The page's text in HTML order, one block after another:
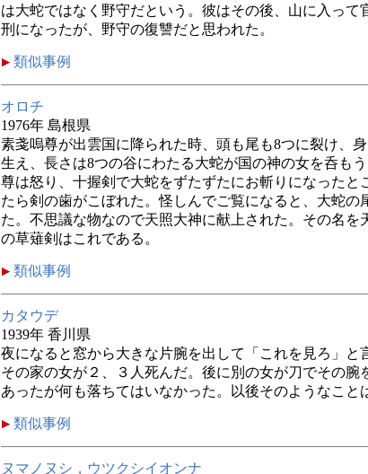
は大蛇ではなく野守だという。彼はその後、山に入って
刑になったが、野守の復讐だと思われた。
類似事例
オロチ
1976年 島根県
素戔嗚尊が出雲国に降られた時、頭も尾も8つに裂け、
生え、長さは8つの谷にわたる大蛇が国の神の女を呑もう
尊は怒り、十握剣で大蛇をずたずたにお斬りになったと
たら剣の歯がこぼれた。怪しんでご覧になると、大蛇の
た。不思議な物なので天照大神に献上された。その名を
の草薙剣はこれである。
類似事例
カタウデ
1939年 香川県
夜になると窓から大きな片腕を出して「これを見ろ」と
その家の女が２、３人死んだ。後に別の女が刀でその腕
あったが何も落ちてはいなかった。以後そのようなこと
類似事例
ヌマノヌシ，ウツクシイオンナ